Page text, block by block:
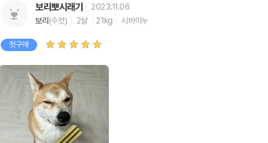
보리뽀시래기
2023.11.06
보리(수컷) 2살 21kg 시바이누
첫구매